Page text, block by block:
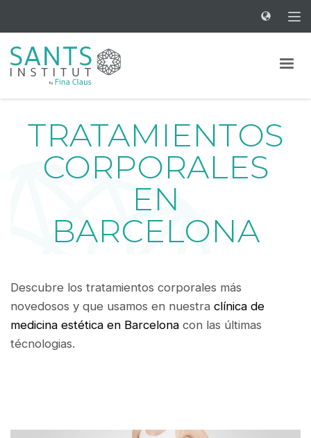
TRATAMIENTOS
CORPORALES
EN
BARCELONA
Descubre los tratamientos corporales más
novedosos y que usamos en nuestra clínica de
medicina estética en Barcelona con las últimas
técnologias.